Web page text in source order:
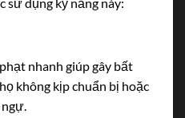
sử dụng kỹ năng này:
nhanh giúp gây bất
không kịp chuẩn bị hoặc